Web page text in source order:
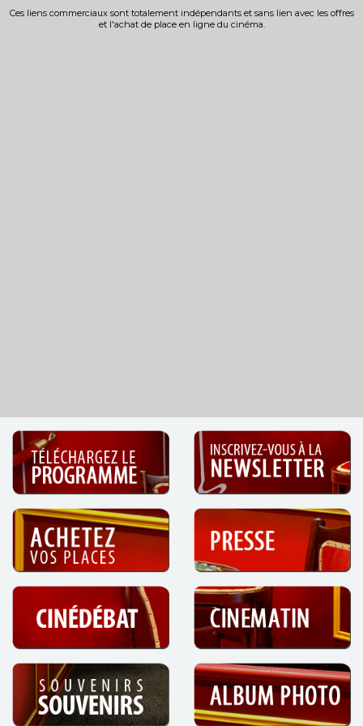
Ces liens commerciaux sont totalement indépendants et sans lien avec les offres
et l'achat de place en ligne du cinéma.